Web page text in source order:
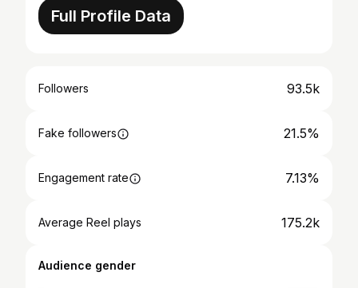
Full Profile Data
Followers 93.5k
Fake followers 21.5%
Engagement rate 7.13%
Average Reel plays 175.2k
Audience gender